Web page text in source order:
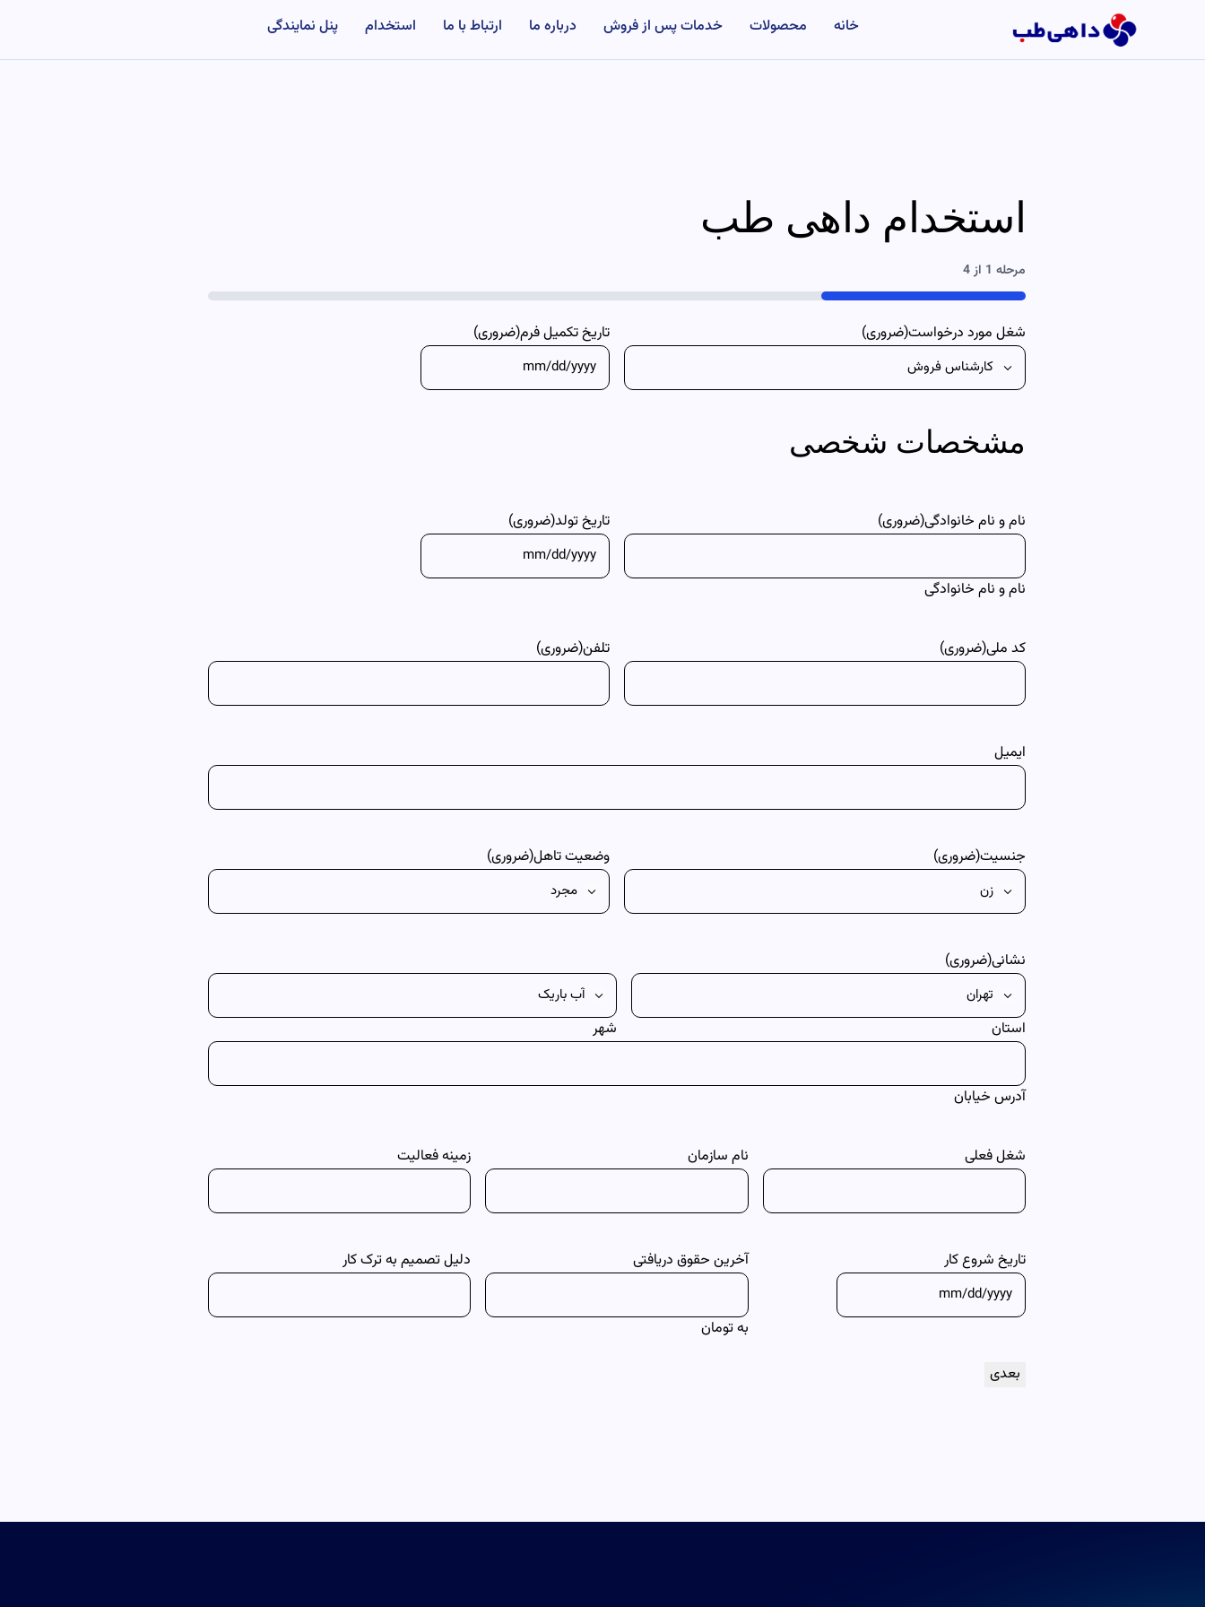
خانه محصولات خدمات پس از فروش درباره ما ارتباط با ما استخدام پنل نمایندگی
استخدام داهی طب
مرحله 1 از4
25%
شغل مورد درخواست(ضروری) تاریخ تکمیل فرم(ضروری)
مشخصات شخصی
نام و نام خانوادگی(ضروری)
نام و نام خانوادگی
تاریخ تولد(ضروری)
کد ملی(ضروری) تلفن(ضروری)
ایمیل
جنسیت(ضروری) وضعیت تاهل(ضروری)
نشانی(ضروری)
استان شهر
آدرس خیابان
شغل فعلی نام سازمان زمینه فعالیت
تاریخ شروع کار آخرین حقوق دریافتی
به تومان
دلیل تصمیم به ترک کار